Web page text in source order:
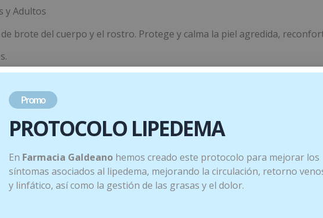
y Adultos
brote del cuerpo y el rostro. Protege y calma la piel agredida,
de Karité y Aceite de Argán.
infecciones oportunistas.
Promo
PROTOCOLO LIPEDEMA
En Farmacia Galdeano hemos creado este protocolo para mejorar los
síntomas asociados al lipedema, mejorando la circulación, retorno
y linfático, así como la gestión de las grasas y el dolor.